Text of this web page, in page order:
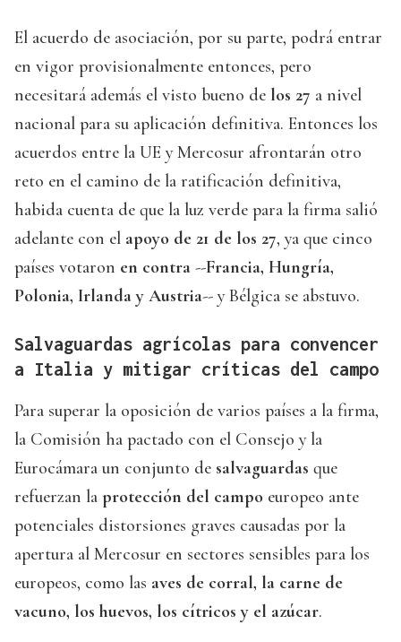
El acuerdo de asociación, por su parte, podrá entrar
en vigor provisionalmente entonces, pero
necesitará además el visto bueno de los 27 a nivel
nacional para su aplicación definitiva. Entonces los
acuerdos entre la UE y Mercosur afrontarán otro
reto en el camino de la ratificación definitiva,
habida cuenta de que la luz verde para la firma salió
adelante con el apoyo de 21 de los 27, ya que cinco
países votaron en contra --Francia, Hungría,
Polonia, Irlanda y Austria-- y Bélgica se abstuvo.
Salvaguardas agrícolas para convencer
a Italia y mitigar críticas del campo
Para superar la oposición de varios países a la firma,
la Comisión ha pactado con el Consejo y la
Eurocámara un conjunto de salvaguardas que
refuerzan la protección del campo europeo ante
potenciales distorsiones graves causadas por la
apertura al Mercosur en sectores sensibles para los
europeos, como las aves de corral, la carne de
vacuno, los huevos, los cítricos y el azúcar.